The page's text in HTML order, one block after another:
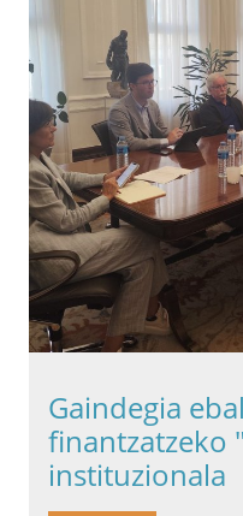
Gaindegia
finantzatzeko
instituzionala